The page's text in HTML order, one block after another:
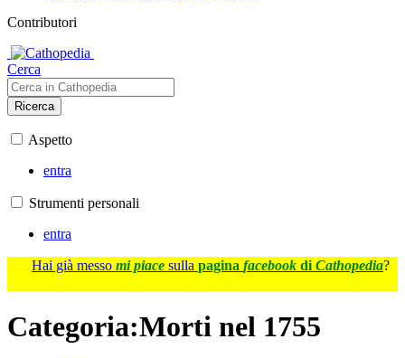
Contributori
Cerca
Ricerca
Aspetto
entra
Strumenti personali
entra
Hai già messo mi piace sulla pagina facebook di Cathopedia?
Categoria:Morti nel 1755